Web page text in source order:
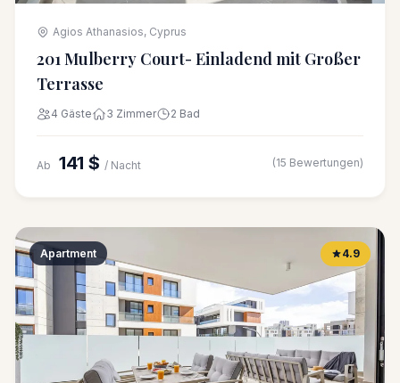
Agios Athanasios, Cyprus
201 Mulberry Court- Einladend mit Großer
Terrasse
4 Gäste 3 Zimmer 2 Bad
Ab 141 $ / Nacht (15 Bewertungen)
Apartment 4.9